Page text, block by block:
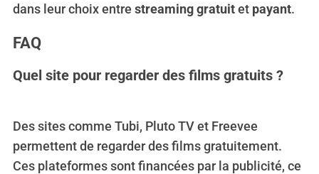
dans leur choix entre streaming gratuitet payant.
FAQ
Quel site pour regarder des films gratuits ?
Des sites comme Tubi, Pluto TV et Freevee
permettent de regarder des films gratuitement.
Ces plateformes sont financées par la publicité, ce